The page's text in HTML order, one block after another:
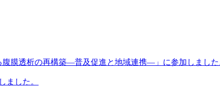
膜透析の再構築―普及促進と地域連携―」に参加しました
ました。